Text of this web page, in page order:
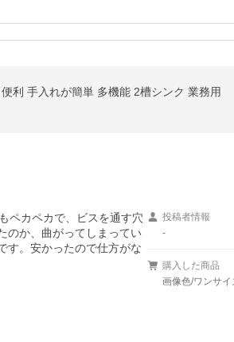
利 手入れが簡単 多機能 2槽シンク 業務用
ペカペカで、ビスを通す穴
のか、曲がってしまってい
す。安かったので仕方がな
投稿者情報
-
購入した商品
画像色/ワンサイ